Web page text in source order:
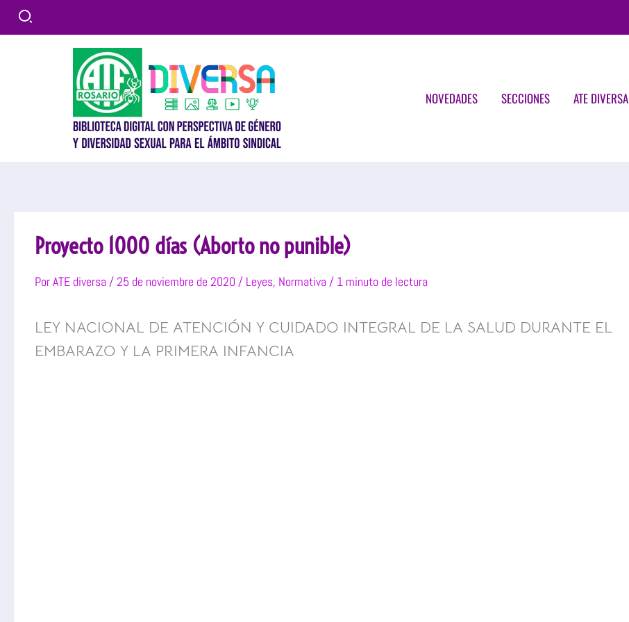
NOVEDADES SECCIONES ATE DIVERSA
Proyecto 1000 días (Aborto no punible)
PorATE diversa/25 de noviembre de 2020 / Leyes, Normativa/ 1 minuto de lectura
LEY NACIONAL DE ATENCIÓN Y CUIDADO INTEGRAL DE LA SALUD DURANTE EL
EMBARAZO Y LA PRIMERA INFANCIA